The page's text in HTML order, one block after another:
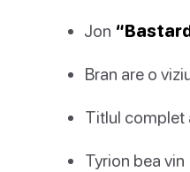
Jon
Bran are o
Titlul complet
Tyrion bea vin